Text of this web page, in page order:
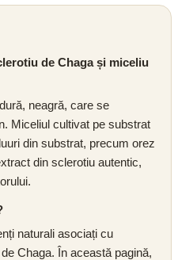
de Chaga și miceliu
neagră, care se
Miceliul cultivat pe substrat
din substrat, precum orez
din sclerotiu autentic,
naturali asociați cu
Chaga. În această pagină,